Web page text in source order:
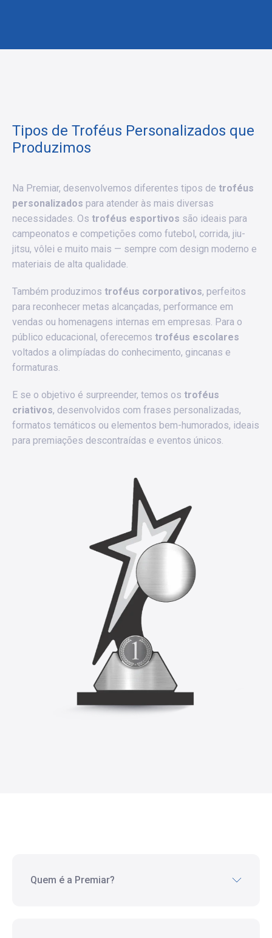
Tipos de Troféus Personalizados que
Produzimos
Na Premiar, desenvolvemos diferentes tipos de troféus
personalizados para atender às mais diversas
necessidades. Os troféus esportivos são ideais para
campeonatos e competições como futebol, corrida, jiu-
jitsu, vôlei e muito mais — sempre com design moderno e
materiais de alta qualidade.
Também produzimos troféus corporativos, perfeitos
para reconhecer metas alcançadas, performance em
vendas ou homenagens internas em empresas. Para o
público educacional, oferecemos troféus escolares
voltados a olimpíadas do conhecimento, gincanas e
formaturas.
E se o objetivo é surpreender, temos os troféus
criativos, desenvolvidos com frases personalizadas,
formatos temáticos ou elementos bem-humorados, ideais
para premiações descontraídas e eventos únicos.
Quem é a Premiar?